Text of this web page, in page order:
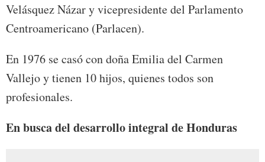
Velásquez Názar y vicepresidente del Parlamento
Centroamericano (Parlacen).
En 1976 se casó con doña Emilia del Carmen
Vallejo y tienen 10 hijos, quienes todos son
profesionales.
En busca del desarrollo integral de Honduras